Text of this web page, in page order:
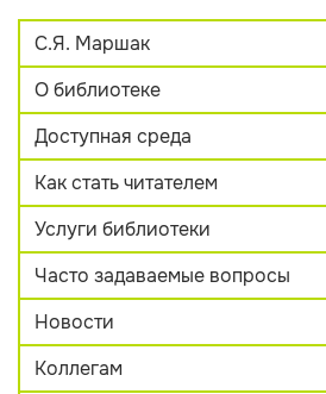
С.Я. Маршак
О библиотеке
Доступная среда
Как стать читателем
Услуги библиотеки
Часто задаваемые вопросы
Новости
Коллегам